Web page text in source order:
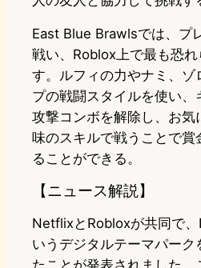
East Blue Brawlsでは、プ
戦い、Roblox上で最も恐
す。ルフィの力やナミ、ゾ
プの戦闘スタイルを使い、
攻撃コンボを解除し、お気
味のスキルで戦うことで賞
ることができる。
【ニュース解説】
NetflixとRobloxが共同で
いうデジタルテーマパーク